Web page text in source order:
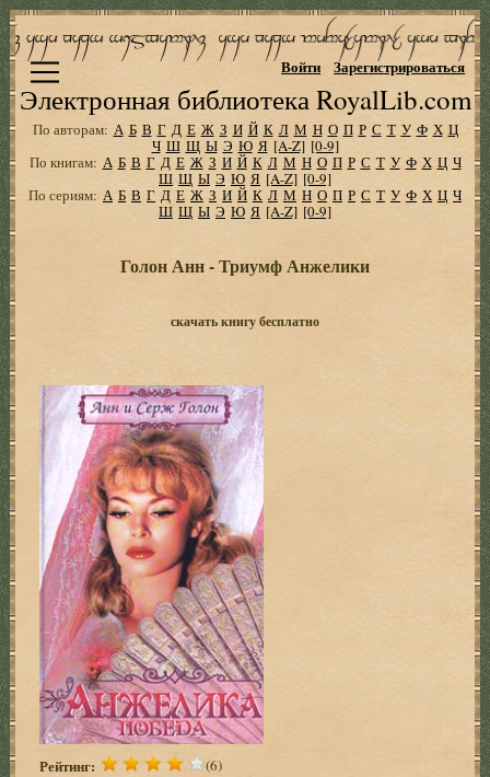
Электронная библиотека RoyalLib.com
Войти Зарегистрироваться
По авторам: А Б В Г Д Е Ж З И Й К Л М Н О П Р С Т У Ф Х Ц
Ч Ш Щ Ы Э Ю Я [A-Z] [0-9]
По книгам: А Б В Г Д Е Ж З И Й К Л М Н О П Р С Т У Ф Х Ц Ч
Ш Щ Ы Э Ю Я [A-Z] [0-9]
По сериям: А Б В Г Д Е Ж З И Й К Л М Н О П Р С Т У Ф Х Ц Ч
Ш Щ Ы Э Ю Я [A-Z] [0-9]
Голон Анн - Триумф Анжелики
скачать книгу бесплатно
Рейтинг: (6)